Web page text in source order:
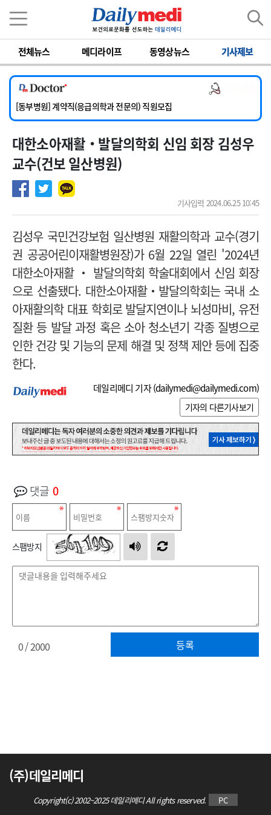
전체뉴스 메디라이프 동영상뉴스 기사제보
[서울아산병원] 2026년 하반기 인턴 모집
[영남대학교의료원] 마취통증의학과 임기제 임상의사 채용
[충남대학교병원] 소아청소년과(소아응급전담) 계약직 의사 공개채용
[동부병원] 계약직(응급의학과 전문의) 직원모집
[이대목동병원] 하반기 전공의(레지던트1년차) 모집
[서울아산병원] 2026년 하반기 인턴 모집
[영남대학교의료원] 마취통증의학과 임기제 임상의사 채용
대한소아재활‧발달의학회 신임 회장 김성우
교수(건보 일산병원)
기사입력 2024.06.25 10:45
김성우 국민건강보험 일산병원 재활의학과 교수(경기
권 공공어린이재활병원장)가 6월 22일 열린 '2024년
대한소아재활 ‧ 발달의학회 학술대회에서 신임 회장
으로 선출됐다. 대한소아재활‧발달의학회는 국내 소
아재활의학 대표 학회로 발달지연이나 뇌성마비, 유전
질환 등 발달 과정 혹은 소아 청소년기 각종 질병으로
인한 건강 및 기능의 문제 해결 및 정책 제안 등에 집중
한다.
데일리메디 기자 (dailymedi@dailymedi.com)
기자의 다른기사보기
댓글 0
스팸방지
등록
0/ 2000
(주)데일리메디
Copyright(c) 2002~2025 데일리메디 All rights reserved. PC